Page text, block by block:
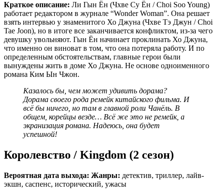
Краткое описание: Ли Гын Ён (Чхве Су Ён / Choi Soo Young)
работает редактором в журнале “Wonder Woman”. Она решает
взять интервью у знаменитого Хо Джуна (Чхве Тэ Джун / Choi
Tae Joon), но в итоге все заканчивается конфликтом, из-за чего
девушку увольняют. Гын Ён начинает проклинать Хо Джуна,
что именно он виноват в том, что она потеряла работу. И по
определенным обстоятельствам, главные герои были
вынуждены жить в доме Хо Джуна. Не основе одноименного
романа Ким Ын Чжон.
Казалось бы, чем может удивить дорама?
Дорама своего рода ремейк китайского фильма. И
всё бы ничего, но там в главной роли Чанёль. В
общем, корейцы везде… Всё же это не ремейк, а
экранизация романа. Надеюсь, она будет
успешной!
Королевство / Kingdom (2 сезон)
Вероятная дата выхода: Жанры: детектив, триллер, лайв-
экшн, саспенс, исторический, ужасы